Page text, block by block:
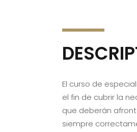
El curso de
el fin de cubrir la
que deberán
siempre